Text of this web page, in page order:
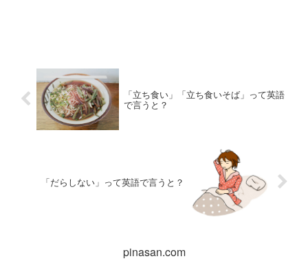
「立ち食い」「立ち食いそば」って英語
で言うと？
「だらしない」って英語で言うと？
pinasan.com